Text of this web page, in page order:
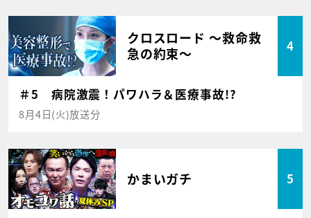
クロスロード ～救命救
急の約束～
4
＃5 病院激震！パワハラ＆医療事故!?
8月4日(火)放送分
かまいガチ 5